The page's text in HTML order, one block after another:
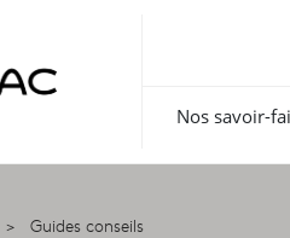
Nos savoir-
Guides conseils